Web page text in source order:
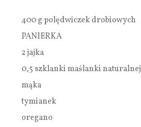
400 g polędwiczek drobiowych
PANIERKA
2 jajka
0,5 szklanki maślanki naturalnej
mąka
tymianek
oregano